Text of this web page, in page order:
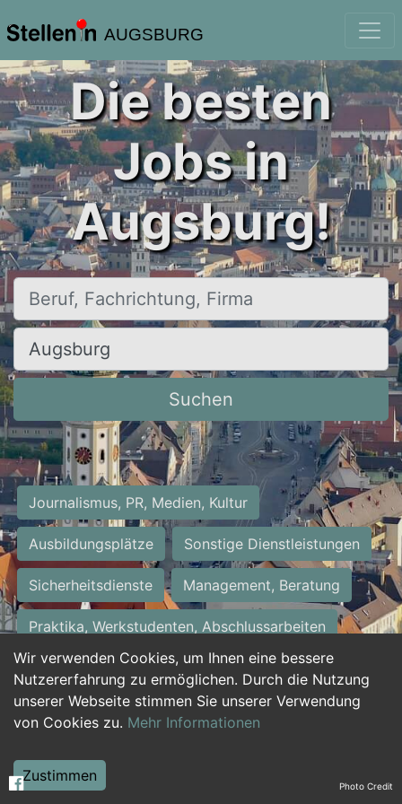
AUGSBURG
Wir verwenden Cookies, um Ihnen eine bessere
Nutzererfahrung zu ermöglichen. Durch die Nutzung
unserer Webseite stimmen Sie unserer Verwendung
von Cookies zu. Mehr Informationen
Zustimmen
Die besten
Jobs in
Augsburg!
Beruf, Fachrichtung, Firma
Ort, Stadt
Suchen
Journalismus, PR, Medien, Kultur
Ausbildungsplätze Sonstige Dienstleistungen
Sicherheitsdienste Management, Beratung
Praktika, Werkstudenten, Abschlussarbeiten
Personalwesen Assistenz, Sekretariat
Hilfskräfte, Aushilfs- und Nebenjobs
Weiterbildung, Studium, duale Ausbildung Photo Credit